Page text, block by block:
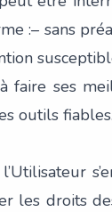
:– sans
à faire ses
outils fiables.
les